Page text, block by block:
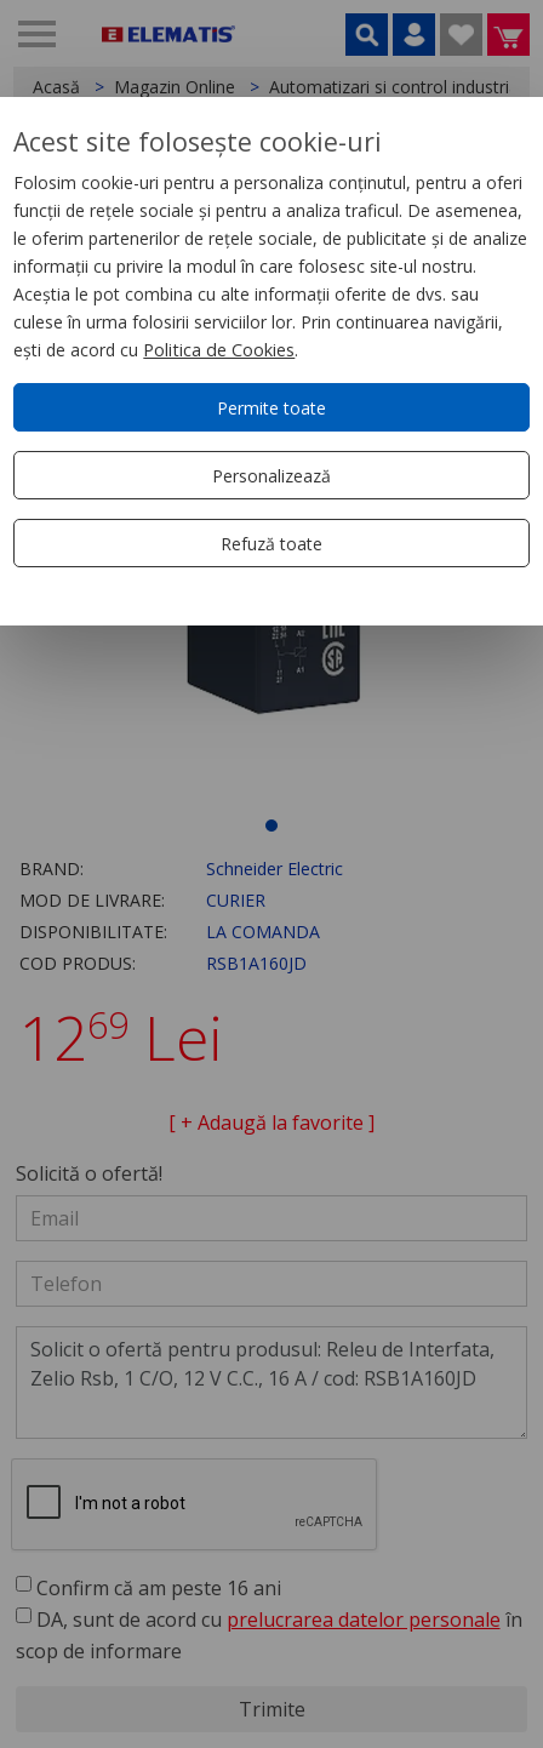
Acasă Magazin Online Automatizari si control industrial
< Relee
Releu de Interfata, Zelio Rsb, 1
C/O, 12 V C.C., 16 A
BRAND:
Schneider Electric
MOD DE LIVRARE:
CURIER
DISPONIBILITATE:
LA COMANDA
COD PRODUS:
RSB1A160JD
1269 Lei
[ + Adaugă la favorite ]
Solicită o ofertă!
Confirm că am peste 16 ani
DA, sunt de acord cu prelucrarea datelor personale în
scop de informare
Trimite
Acest site folosește cookie-uri
Folosim cookie-uri pentru a personaliza conținutul, pentru a oferi
funcții de rețele sociale și pentru a analiza traficul. De asemenea,
le oferim partenerilor de rețele sociale, de publicitate și de analize
informații cu privire la modul în care folosesc site-ul nostru.
Aceștia le pot combina cu alte informații oferite de dvs. sau
culese în urma folosirii serviciilor lor. Prin continuarea navigării,
ești de acord cu Politica de Cookies.
Permite toate
Personalizează
Refuză toate